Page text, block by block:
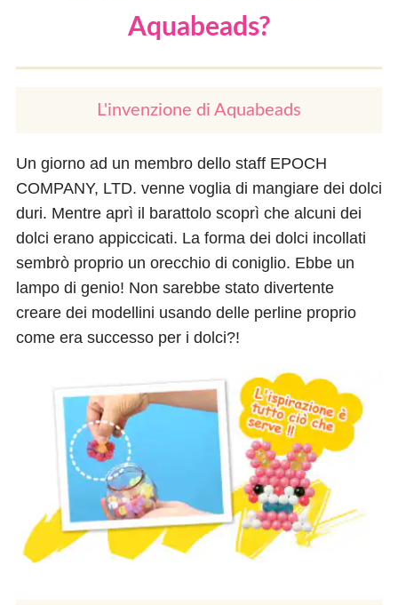
Aquabeads?
L'invenzione di Aquabeads
Un giorno ad un membro dello staff EPOCH
COMPANY, LTD. venne voglia di mangiare dei dolci
duri. Mentre aprì il barattolo scoprì che alcuni dei
dolci erano appiccicati. La forma dei dolci incollati
sembrò proprio un orecchio di coniglio. Ebbe un
lampo di genio! Non sarebbe stato divertente
creare dei modellini usando delle perline proprio
come era successo per i dolci?!